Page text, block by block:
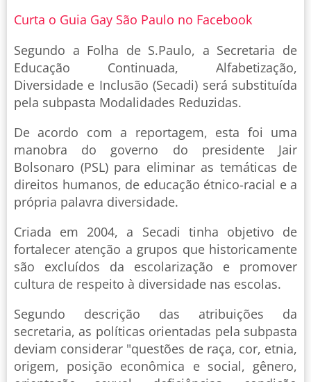
Curta o Guia Gay São Paulo no Facebook
Segundo a Folha de S.Paulo, a Secretaria de
Educação Continuada, Alfabetização,
Diversidade e Inclusão (Secadi) será substituída
pela subpasta Modalidades Reduzidas.
De acordo com a reportagem, esta foi uma
manobra do governo do presidente Jair
Bolsonaro (PSL) para eliminar as temáticas de
direitos humanos, de educação étnico-racial e a
própria palavra diversidade.
Criada em 2004, a Secadi tinha objetivo de
fortalecer atenção a grupos que historicamente
são excluídos da escolarização e promover
cultura de respeito à diversidade nas escolas.
Segundo descrição das atribuições da
secretaria, as políticas orientadas pela subpasta
deviam considerar "questões de raça, cor, etnia,
origem, posição econômica e social, gênero,